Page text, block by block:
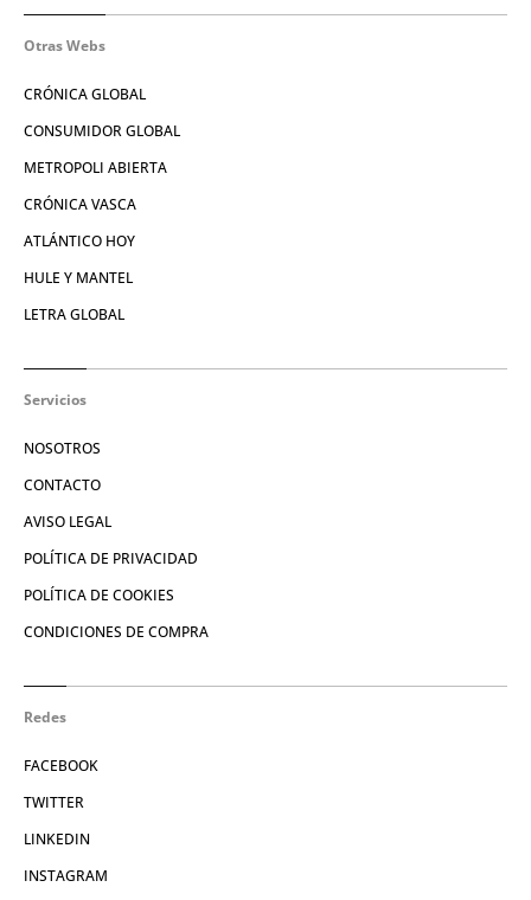
Otras Webs
CRÓNICA GLOBAL
CONSUMIDOR GLOBAL
METROPOLI ABIERTA
CRÓNICA VASCA
ATLÁNTICO HOY
HULE Y MANTEL
LETRA GLOBAL
Servicios
NOSOTROS
CONTACTO
AVISO LEGAL
POLÍTICA DE PRIVACIDAD
POLÍTICA DE COOKIES
CONDICIONES DE COMPRA
Redes
FACEBOOK
TWITTER
LINKEDIN
INSTAGRAM